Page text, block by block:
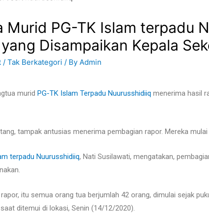
Murid PG-TK Islam terpadu
Disampaikan Kepala
/Tak Berkategori / By Admin
muridPG-TK Islam Terpadu Nuurusshidiiq menerima hasil
tampak antusias menerima pembagian rapor. Mereka mulai
terpadu Nuurusshidiiq, Nati Susilawati, mengatakan,
itu semua orang tua berjumlah 42 orang, dimulai sejak
ditemui di lokasi, Senin (14/12/2020).